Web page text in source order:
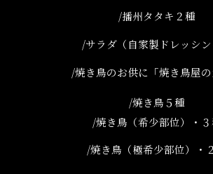
/播州タタキ２種
/サラダ（自家製ドレッシン
/焼き鳥のお供に「焼き鳥屋の
/焼き鳥５種
/焼き鳥（希少部位）・
/焼き鳥（極希少部位）・